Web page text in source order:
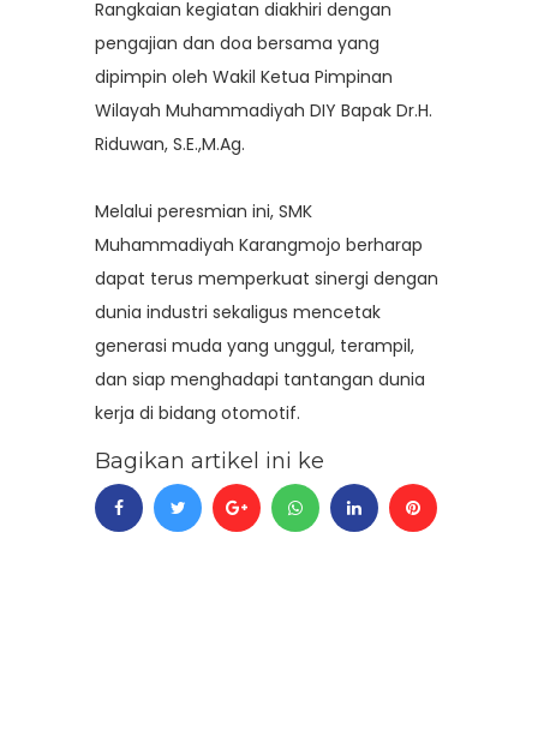
Rangkaian kegiatan diakhiri dengan
pengajian dan doa bersama yang
dipimpin oleh Wakil Ketua Pimpinan
Wilayah Muhammadiyah DIY Bapak Dr.H.
Riduwan, S.E.,M.Ag.
Melalui peresmian ini, SMK
Muhammadiyah Karangmojo berharap
dapat terus memperkuat sinergi dengan
dunia industri sekaligus mencetak
generasi muda yang unggul, terampil,
dan siap menghadapi tantangan dunia
kerja di bidang otomotif.
Bagikan artikel ini ke